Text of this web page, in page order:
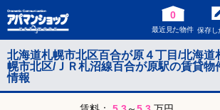
0
最近見た物件 保存し
北海道札幌市北区百合が原４丁目/北海道
幌市北区/ＪＲ札沼線百合が原駅の賃貸物
情報